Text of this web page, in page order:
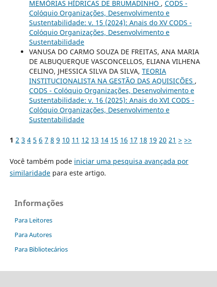
MEMÓRIAS HÍDRICAS DE BRUMADINHO , CODS -
Colóquio Organizações, Desenvolvimento e
Sustentabilidade: v. 15 (2024): Anais do XV CODS -
Colóquio Organizações, Desenvolvimento e
Sustentabilidade
VANUSA DO CARMO SOUZA DE FREITAS, ANA MARIA
DE ALBUQUERQUE VASCONCELLOS, ELIANA VILHENA
CELINO, JHESSICA SILVA DA SILVA, TEORIA
INSTITUCIONALISTA NA GESTÃO DAS AQUISIÇÕES ,
CODS - Colóquio Organizações, Desenvolvimento e
Sustentabilidade: v. 16 (2025): Anais do XVI CODS -
Colóquio Organizações, Desenvolvimento e
Sustentabilidade
1 2 3 4 5 6 7 8 9 10 11 12 13 14 15 16 17 18 19 20 21 > >>
Você também pode iniciar uma pesquisa avançada por
similaridadepara este artigo.
Informações
Para Leitores
Para Autores
Para Bibliotecários